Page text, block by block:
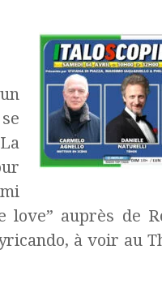
love” auprès de
à voir au